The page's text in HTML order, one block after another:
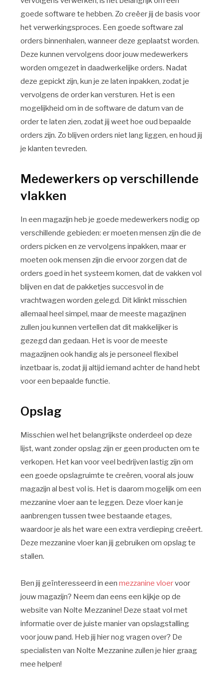
goede software te hebben. Zo creëer jij de basis voor
het verwerkingsproces. Een goede software zal
orders binnenhalen, wanneer deze geplaatst worden.
Deze kunnen vervolgens door jouw medewerkers
worden omgezet in daadwerkelijke orders. Nadat
deze gepickt zijn, kun je ze laten inpakken, zodat je
vervolgens de order kan versturen. Het is een
mogelijkheid om in de software de datum van de
order te laten zien, zodat jij weet hoe oud bepaalde
orders zijn. Zo blijven orders niet lang liggen, en houd jij
je klanten tevreden.
Medewerkers op verschillende
vlakken
In een magazijn heb je goede medewerkers nodig op
verschillende gebieden: er moeten mensen zijn die de
orders picken en ze vervolgens inpakken, maar er
moeten ook mensen zijn die ervoor zorgen dat de
orders goed in het systeem komen, dat de vakken vol
blijven en dat de pakketjes succesvol in de
vrachtwagen worden gelegd. Dit klinkt misschien
allemaal heel simpel, maar de meeste magazijnen
zullen jou kunnen vertellen dat dit makkelijker is
gezegd dan gedaan. Het is voor de meeste
magazijnen ook handig als je personeel flexibel
inzetbaar is, zodat jij altijd iemand achter de hand hebt
voor een bepaalde functie.
Opslag
Misschien wel het belangrijkste onderdeel op deze
lijst, want zonder opslag zijn er geen producten om te
verkopen. Het kan voor veel bedrijven lastig zijn om
een goede opslagruimte te creëren, vooral als jouw
magazijn al best vol is. Het is daarom mogelijk om een
mezzanine vloer aan te leggen. Deze vloer kan je
aanbrengen tussen twee bestaande etages,
waardoor je als het ware een extra verdieping creëert.
Deze mezzanine vloer kan jij gebruiken om opslag te
stallen.
Ben jij geïnteresseerd in een mezzanine vloervoor
jouw magazijn? Neem dan eens een kijkje op de
website van Nolte Mezzanine! Deze staat vol met
informatie over de juiste manier van opslagstalling
voor jouw pand. Heb jij hier nog vragen over? De
specialisten van Nolte Mezzanine zullen je hier graag
mee helpen!